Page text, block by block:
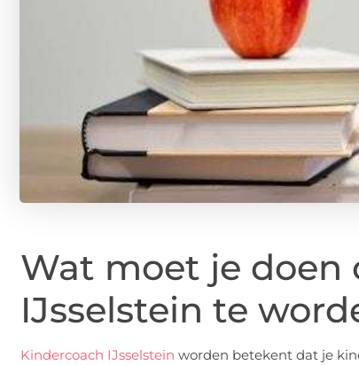
Wat moet je doen
IJsselstein te
Kindercoach IJsselstein worden betekent dat je